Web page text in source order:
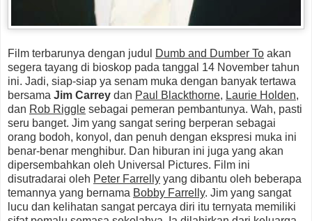
Film terbarunya dengan judul Dumb and Dumber To akan
segera tayang di bioskop pada tanggal 14 November tahun
ini. Jadi, siap-siap ya senam muka dengan banyak tertawa
bersama Jim Carrey dan Paul Blackthorne, Laurie Holden,
dan Rob Riggle sebagai pemeran pembantunya. Wah, pasti
seru banget. Jim yang sangat sering berperan sebagai
orang bodoh, konyol, dan penuh dengan ekspresi muka ini
benar-benar menghibur. Dan hiburan ini juga yang akan
dipersembahkan oleh Universal Pictures. Film ini
disutradarai oleh Peter Farrelly yang dibantu oleh beberapa
temannya yang bernama Bobby Farrelly. Jim yang sangat
lucu dan kelihatan sangat percaya diri itu ternyata memiliki